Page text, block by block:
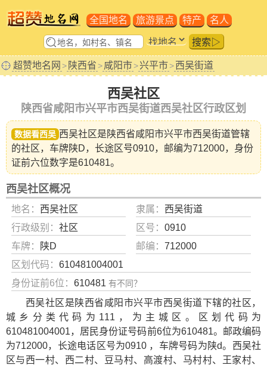
全国地名 旅游景点 特产 名人
搜索▷
超赞地名网 > 陕西省>咸阳市>兴平市>西吴街道
西吴社区
陕西省咸阳市兴平市西吴街道西吴社区行政区划
数据看西吴 西吴社区是陕西省咸阳市兴平市西吴街道管辖
的社区，车牌陕D，长途区号0910，邮编为712000，身份
证前六位数字是610481。
西吴社区概况
地名： 西吴社区 隶属： 西吴街道
行政级别： 社区 区号：0910
车牌：
陕D 邮编：712000
区划代码： 610481004001
身份证前6位： 610481 有不同？
西吴社区是陕西省咸阳市兴平市西吴街道下辖的社区，
城乡分类代码为111，为主城区。区划代码为
610481004001，居民身份证号码前6位为610481。邮政编码
为712000，长途电话区号为0910 ，车牌号码为陕d。西吴社
区与西一村、西二村、豆马村、高渡村、马村村、王家村、